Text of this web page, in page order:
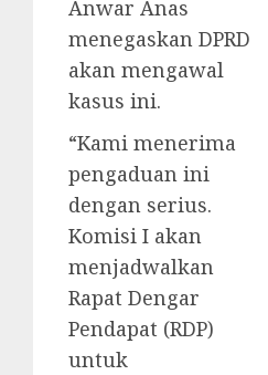
Anwar Anas
menegaskan DPRD
akan mengawal
kasus ini.
“Kami menerima
pengaduan ini
dengan serius.
Komisi I akan
menjadwalkan
Rapat Dengar
Pendapat (RDP)
untuk